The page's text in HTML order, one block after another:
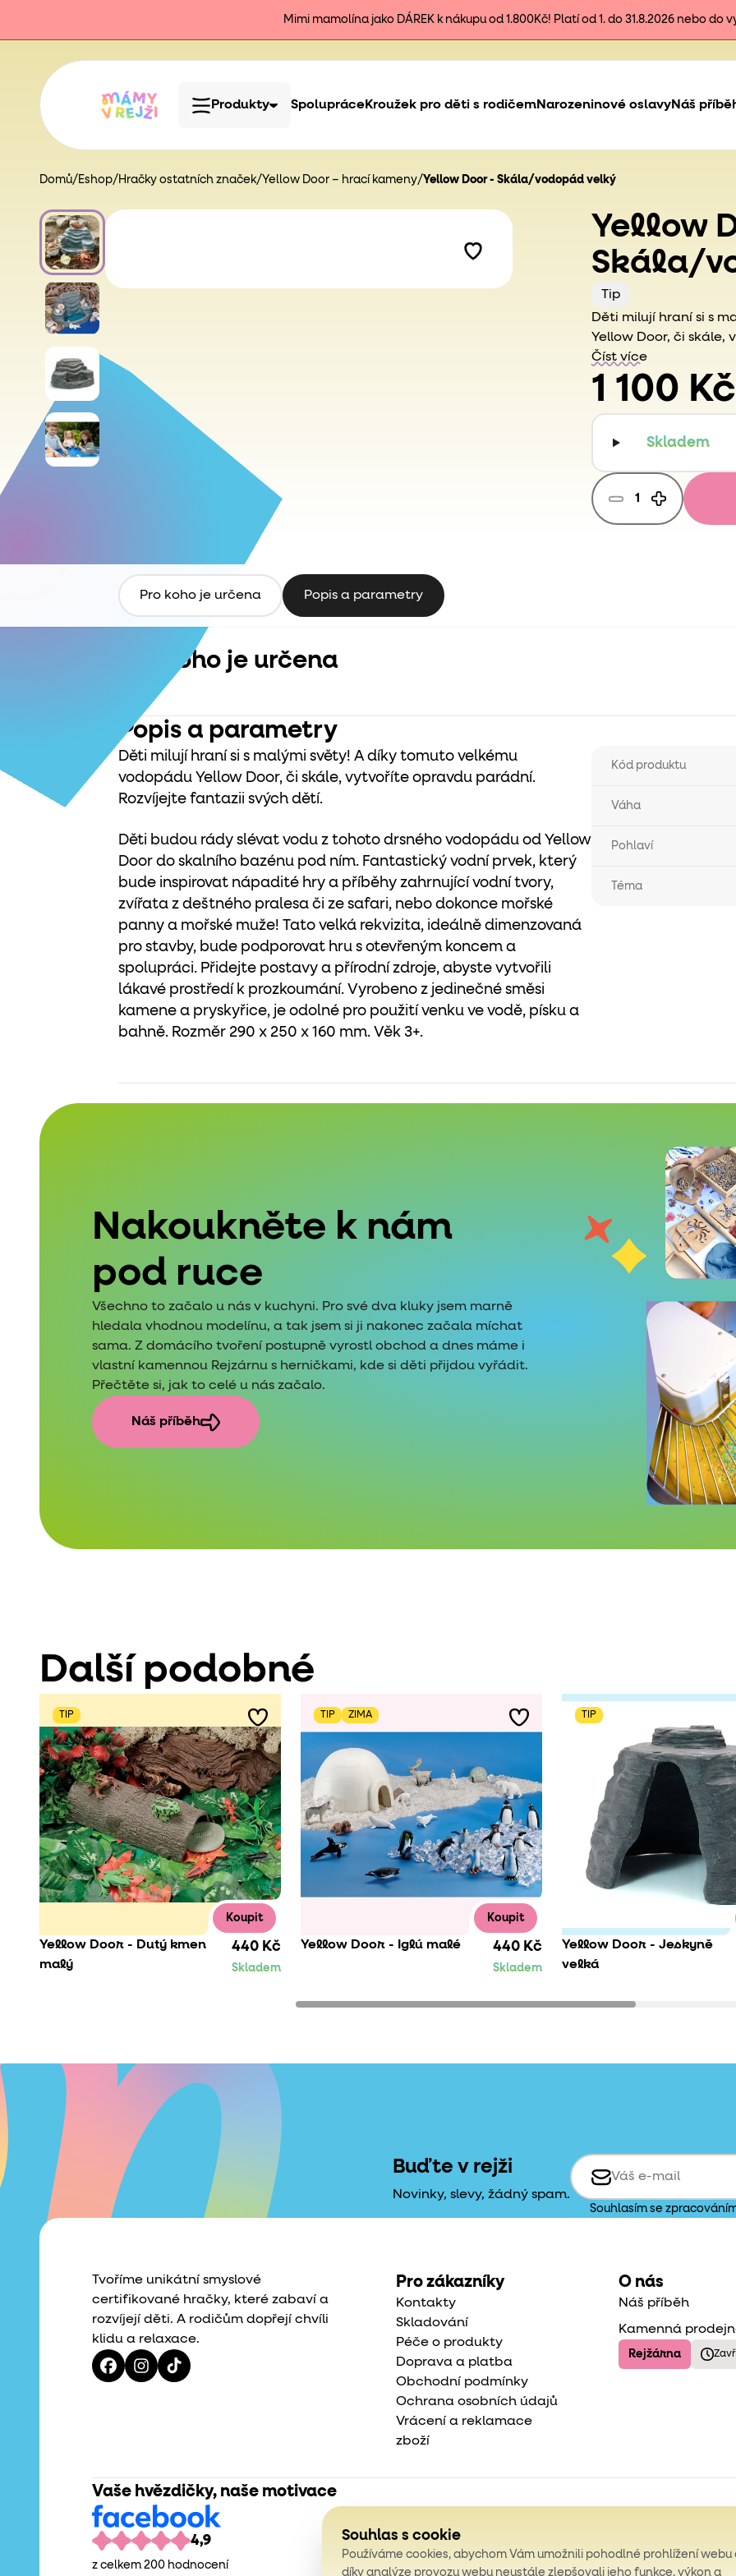
Mimi mamolína jako DÁREK k nákupu od 1.800Kč! Platí od 1. do 31.8.2026 nebo do
Produkty SpolupráceKroužek pro děti s rodičemNarozeninové oslavyNáš
Domů/ Eshop/ Hračky ostatních značek/Yellow Door – hrací kameny/Yellow Door - Skála/vodopád velký
Yellow
Skála/
Tip
Děti milují hraní si s
Yellow Door, či
dětí.
Číst více
1 100 Kč
Skladem
Pro koho je určena Popis a parametry
Pro koho je určena
Popis a parametry
Děti milují hraní si s malými světy! A díky tomuto velkému
vodopádu Yellow Door, či skále, vytvoříte opravdu parádní.
Rozvíjejte fantazii svých dětí.
Děti budou rády slévat vodu z tohoto drsného vodopádu od Yellow
Door do skalního bazénu pod ním. Fantastický vodní prvek, který
bude inspirovat nápadité hry a příběhy zahrnující vodní tvory,
zvířata z deštného pralesa či ze safari, nebo dokonce mořské
panny a mořské muže! Tato velká rekvizita, ideálně dimenzovaná
pro stavby, bude podporovat hru s otevřeným koncem a
spolupráci. Přidejte postavy a přírodní zdroje, abyste vytvořili
lákavé prostředí k prozkoumání. Vyrobeno z jedinečné směsi
kamene a pryskyřice, je odolné pro použití venku ve vodě, písku a
bahně. Rozměr 290 x 250 x 160 mm. Věk 3+.
Kód produktu
Váha
Pohlaví
Téma
Nakoukněte k nám
pod ruce
Všechno to začalo u nás v kuchyni. Pro své dva kluky jsem marně
hledala vhodnou modelínu, a tak jsem si ji nakonec začala míchat
sama. Z domácího tvoření postupně vyrostl obchod a dnes máme i
vlastní kamennou Rejzárnu s herničkami, kde si děti přijdou vyřádit.
Přečtěte si, jak to celé u nás začalo.
Náš příběh
Další podobné
TIP
Koupit
Yellow Door - Dutý kmen
malý
440 Kč
Skladem
TIP ZIMA
Koupit
Yellow Door - Iglú malé 440 Kč
Skladem
TIP
Yellow Door - Jeskyně
velká
Buďte v rejži
Novinky, slevy, žádný spam.
Souhlasím se
Tvoříme unikátní smyslové
certifikované hračky, které zabaví a
rozvíjejí děti. A rodičům dopřejí chvíli
klidu a relaxace.
Pro zákazníky
Kontakty
Skladování
Péče o produkty
Doprava a platba
Obchodní podmínky
Ochrana osobních údajů
Vrácení a reklamace
zboží
O nás
Náš příběh
Kamenná
Rejžárna
Vaše hvězdičky, naše motivace
4,9
z celkem 200 hodnocení
Souhlas s cookie
Používáme cookies, abychom Vám umožnili pohodlné prohlížení webu
díky analýze provozu webu neustále zlepšovali jeho funkce, výkon a